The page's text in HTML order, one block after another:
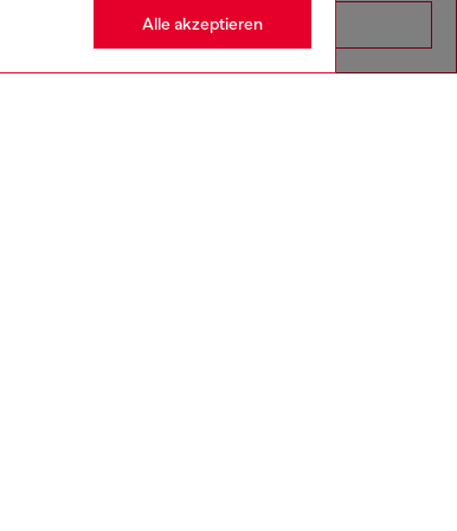
Alle akzeptieren
Go to United States